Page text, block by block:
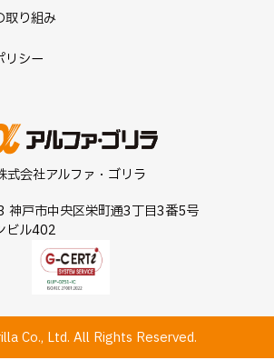
取り組み
リシー
式会社アルファ・ゴリラ
戸市中央区栄町通3丁目3番5号
ビル402
Co., Ltd. All Rights Reserved.